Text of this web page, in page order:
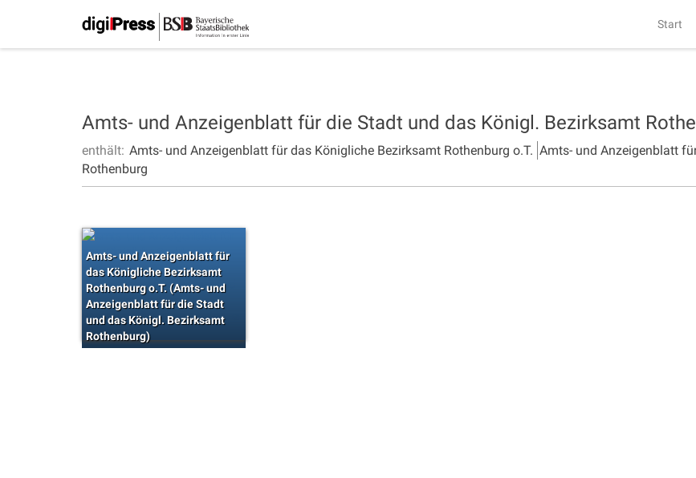
Start
Amts- und Anzeigenblatt für die Stadt und das Königl. Bezirksamt
enthält: Amts- und Anzeigenblatt für das Königliche Bezirksamt Rothenburg o.T. Amts- und Anzeigenblatt
Rothenburg
Amts- und Anzeigenblatt für
das Königliche Bezirksamt
Rothenburg o.T. (Amts- und
Anzeigenblatt für die Stadt
und das Königl. Bezirksamt
Rothenburg)